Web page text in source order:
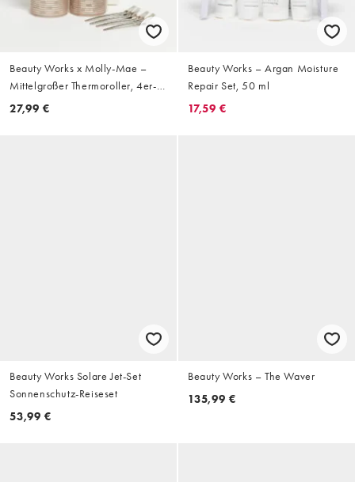
Beauty Works x Molly-Mae –
Mittelgroßer Thermoroller, 4er-
Set
27,99 €
Beauty Works – Argan Moisture
Repair Set, 50 ml
17,59 €
Beauty Works Solare Jet-Set
Sonnenschutz-Reiseset
53,99 €
Beauty Works – The Waver
135,99 €